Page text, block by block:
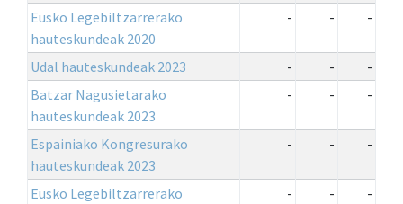
Eusko Legebiltzarrerako
hauteskundeak 2020
- - -
Udal hauteskundeak 2023 - -
-
Batzar Nagusietarako
hauteskundeak 2023
- - -
Espainiako Kongresurako
hauteskundeak 2023
- - -
Eusko Legebiltzarrerako
- - -